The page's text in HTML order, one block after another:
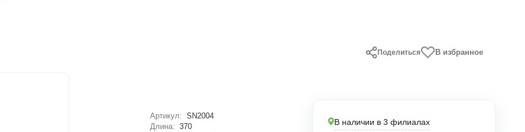
В наличии в 3 филиалах
В избранное
Поделиться
Артикул:
SN2004
Длина:
370